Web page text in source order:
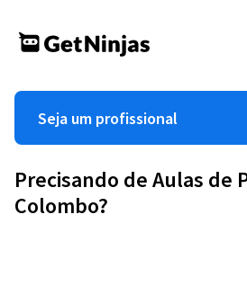
Seja um profissional
Precisando de Aulas de
Colombo?